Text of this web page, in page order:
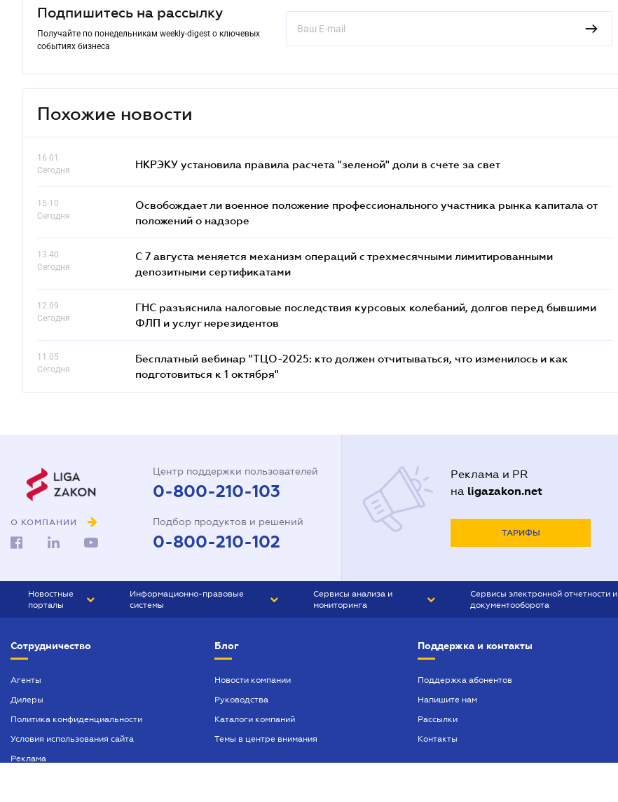
Подпишитесь на рассылку
Получайте по понедельникам weekly-digest о ключевых
событиях бизнеса
Похожие новости
16.01
Сегодня
НКРЭКУ установила правила расчета "зеленой" доли в счете за свет
15.10
Сегодня
Освобождает ли военное положение профессионального участника рынка капитала от
положений о надзоре
13.40
Сегодня
С 7 августа меняется механизм операций с трехмесячными лимитированными
депозитными сертификатами
12.09
Сегодня
ГНС разъяснила налоговые последствия курсовых колебаний, долгов перед бывшими
ФЛП и услуг нерезидентов
11.05
Сегодня
Бесплатный вебинар "ТЦО-2025: кто должен отчитываться, что изменилось и как
подготовиться к 1 октября"
О КОМПАНИИ
Центр поддержки пользователей
0-800-210-103
Подбор продуктов и решений
0-800-210-102
Реклама и PR
на ligazakon.net
ТАРИФЫ
Новостные
порталы
БИЗНЕС
Информационно-правовые
системы
БУХГАЛТЕР ПРОФ
ЮРИСТ ПРОФ
Сервисы анализа и
мониторинга
Сервисы электронной отчетности и
документооборота
Сотрудничество
Агенты
Дилеры
Политика конфиденциальности
Условия использования сайта
Реклама
Блог
Новости компании
Руководства
Каталоги компаний
Темы в центре внимания
Поддержка и контакты
Поддержка абонентов
Напишите нам
Рассылки
Контакты